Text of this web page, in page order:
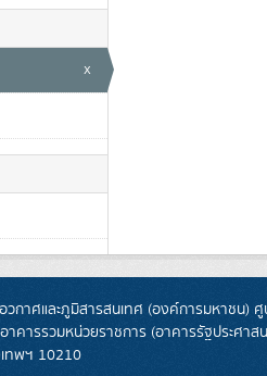
x
กาศและภูมิสารสนเทศ (องค์การมหาชน)
คารรวมหน่วยราชการ (อาคารรัฐประศา
ทพฯ 10210